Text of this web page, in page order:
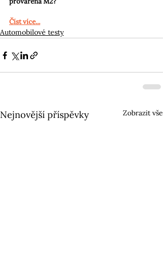
Číst více...
Automobilové testy
Nejnovější příspěvky Zobrazit vše